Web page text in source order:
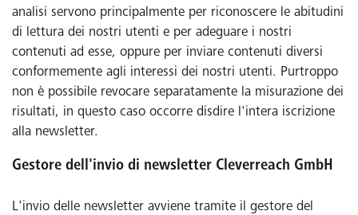
analisi servono principalmente per riconoscere le abitudini
di lettura dei nostri utenti e per adeguare i nostri
contenuti ad esse, oppure per inviare contenuti diversi
conformemente agli interessi dei nostri utenti. Purtroppo
non è possibile revocare separatamente la misurazione dei
risultati, in questo caso occorre disdire l'intera iscrizione
alla newsletter.
Gestore dell'invio di newsletter Cleverreach GmbH
L'invio delle newsletter avviene tramite il gestore del